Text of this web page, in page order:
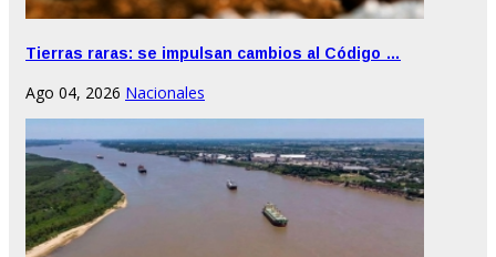
Tierras raras: se impulsan cambios al Código …
Ago 04, 2026 Nacionales